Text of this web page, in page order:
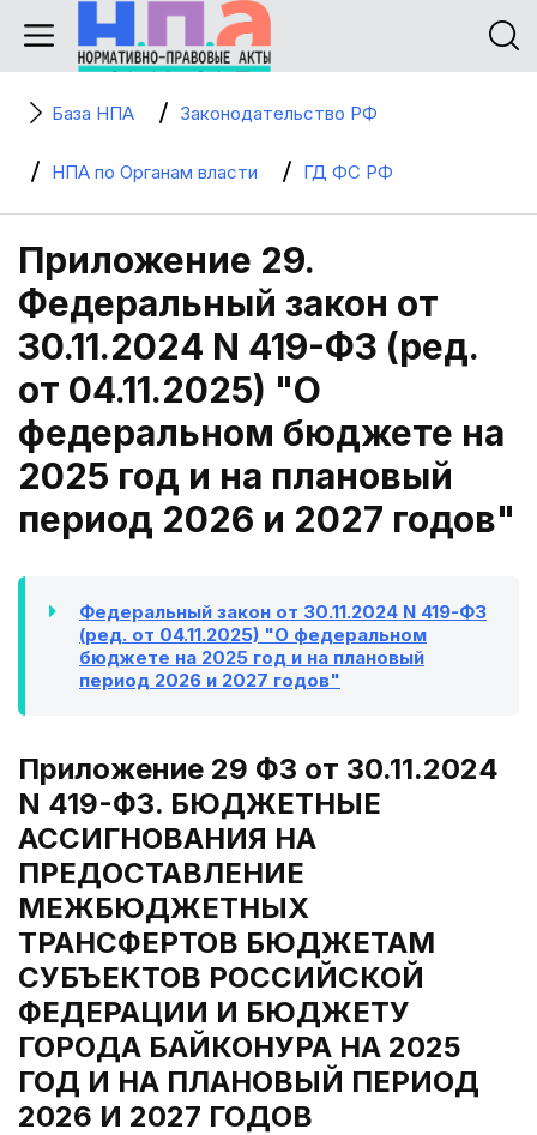
База НПА Законодательство РФ
НПА по Органам власти ГД ФС РФ
Приложение 29.
Федеральный закон от
30.11.2024 N 419-ФЗ (ред.
от 04.11.2025) "О
федеральном бюджете на
2025 год и на плановый
период 2026 и 2027 годов"
Федеральный закон от 30.11.2024 N 419-ФЗ
(ред. от 04.11.2025) "О федеральном
бюджете на 2025 год и на плановый
период 2026 и 2027 годов"
Приложение 29 ФЗ от 30.11.2024
N 419-ФЗ. БЮДЖЕТНЫЕ
АССИГНОВАНИЯ НА
ПРЕДОСТАВЛЕНИЕ
МЕЖБЮДЖЕТНЫХ
ТРАНСФЕРТОВ БЮДЖЕТАМ
СУБЪЕКТОВ РОССИЙСКОЙ
ФЕДЕРАЦИИ И БЮДЖЕТУ
ГОРОДА БАЙКОНУРА НА 2025
ГОД И НА ПЛАНОВЫЙ ПЕРИОД
2026 И 2027 ГОДОВ